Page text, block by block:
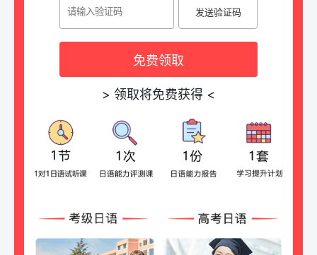
发送验证码
免费领取
> 领取将免费获得 <